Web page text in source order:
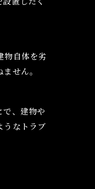
物自体を劣
せん。
で、建物や
うなトラブ